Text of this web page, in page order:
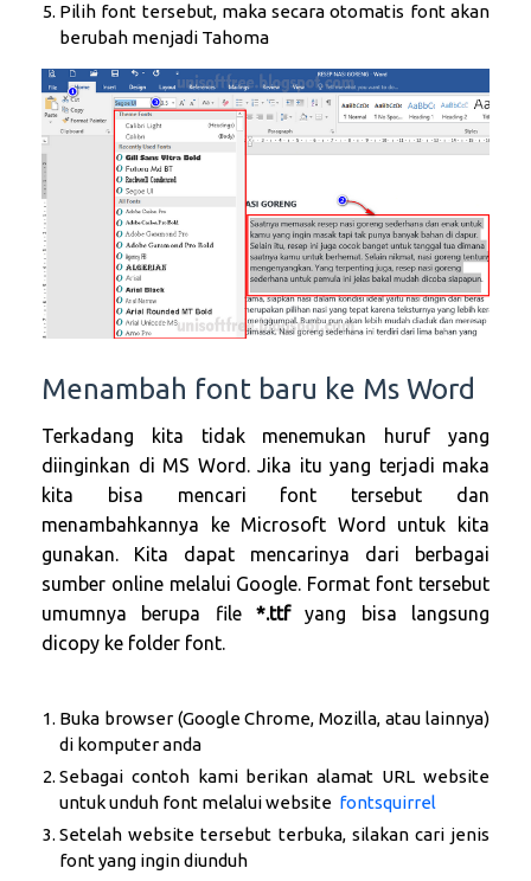
Pilih font tersebut, maka secara otomatis font akan
berubah menjadi Tahoma
Menambah font baru ke Ms Word
Terkadang kita tidak menemukan huruf yang
diinginkan di MS Word. Jika itu yang terjadi maka
kita bisa mencari font tersebut dan
menambahkannya ke Microsoft Word untuk kita
gunakan. Kita dapat mencarinya dari berbagai
sumber online melalui Google. Format font tersebut
umumnya berupa file *.ttfyang bisa langsung
dicopy ke folder font.
Buka browser (Google Chrome, Mozilla, atau lainnya)
di komputer anda
Sebagai contoh kami berikan alamat URL website
untuk unduh font melalui website fontsquirrel
Setelah website tersebut terbuka, silakan cari jenis
font yang ingin diunduh